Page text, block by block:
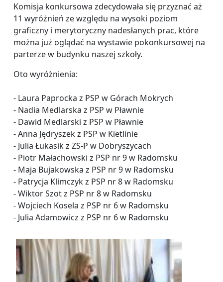
Komisja konkursowa zdecydowała się przyznać aż
11 wyróżnień ze względu na wysoki poziom
graficzny i merytoryczny nadesłanych prac, które
można już oglądać na wystawie pokonkursowej na
parterze w budynku naszej szkoły.
Oto wyróżnienia:
- Laura Paprocka z PSP w Górach Mokrych
- Nadia Medlarska z PSP w Pławnie
- Dawid Medlarski z PSP w Pławnie
- Anna Jędryszek z PSP w Kietlinie
- Julia Łukasik z ZS-P w Dobryszycach
- Piotr Małachowski z PSP nr 9 w Radomsku
- Maja Bujakowska z PSP nr 9 w Radomsku
- Patrycja Klimczyk z PSP nr 8 w Radomsku
- Wiktor Szot z PSP nr 8 w Radomsku
- Wojciech Kosela z PSP nr 6 w Radomsku
- Julia Adamowicz z PSP nr 6 w Radomsku